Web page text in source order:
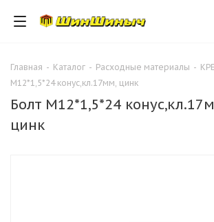
Главная - Каталог - Расходные материалы -
М12*1,5*24 конус,кл.17мм, цинк
Болт М12*1,5*24
цинк